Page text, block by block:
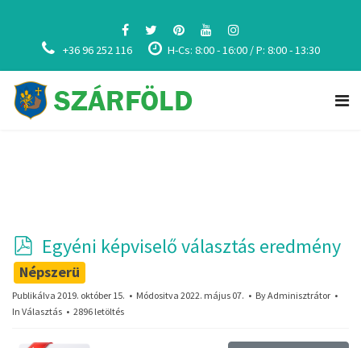
+36 96 252 116 H-Cs: 8:00 - 16:00 / P: 8:00 - 13:30
p
d
f
Egyéni képviselő választás eredmény
Népszerü
Publikálva 2019. október 15. Módositva 2022. május 07. ByAdminisztrátor
In Választás 2896 letöltés